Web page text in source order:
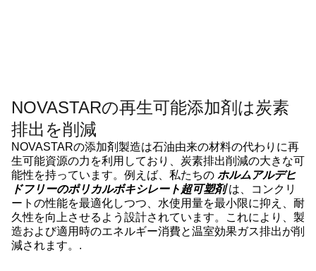
NOVASTARの再生可能添加剤は炭素
排出を削減
NOVASTARの添加剤製造は石油由来の材料の代わりに再
生可能資源の力を利用しており、炭素排出削減の大きな可
能性を持っています。例えば、私たちの ホルムアルデヒ
ドフリーのポリカルボキシレート超可塑剤は、コンクリ
ートの性能を最適化しつつ、水使用量を最小限に抑え、耐
久性を向上させるよう設計されています。これにより、製
造および適用時のエネルギー消費と温室効果ガス排出が削
減されます。.